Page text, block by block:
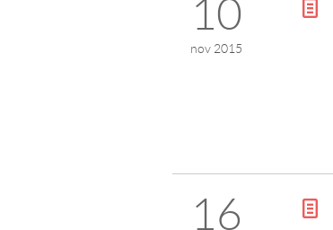
10
nov 2015
g
16 g